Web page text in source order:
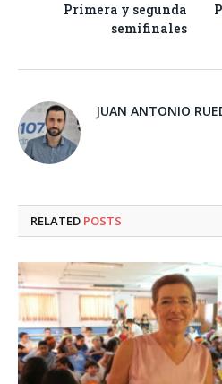
Primera y segunda
semifinales
JUAN ANTONIO
RELATED POSTS